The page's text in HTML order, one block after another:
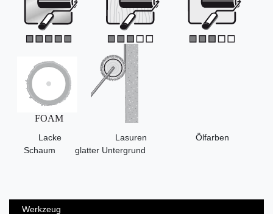
Lacke Lasuren Ölfarben
Schaum glatter Untergrund
Werkzeug